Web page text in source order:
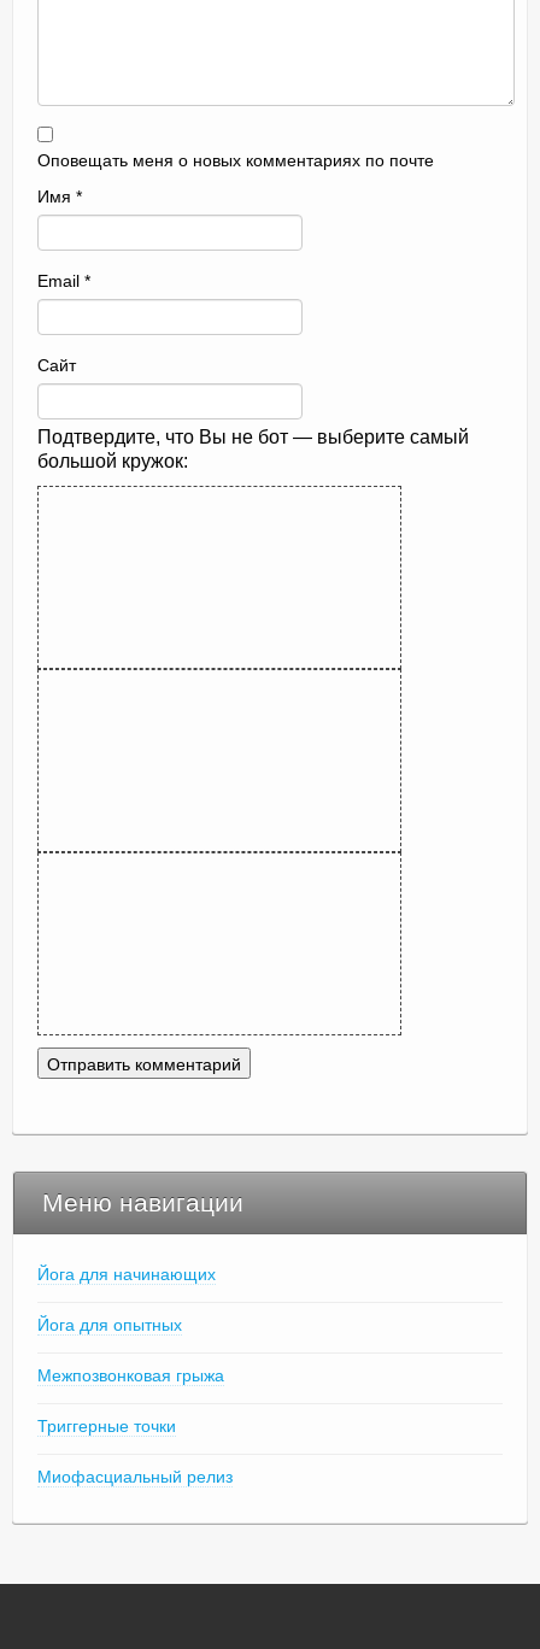
Оповещать меня о новых комментариях по почте
Имя *
Email *
Сайт
Подтвердите, что Вы не бот — выберите самый
большой кружок:
Меню навигации
Йога для начинающих
Йога для опытных
Межпозвонковая грыжа
Триггерные точки
Миофасциальный релиз